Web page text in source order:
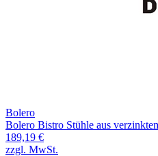
Bolero
Bolero Bistro Stühle aus
189,19 €
zzgl. MwSt.